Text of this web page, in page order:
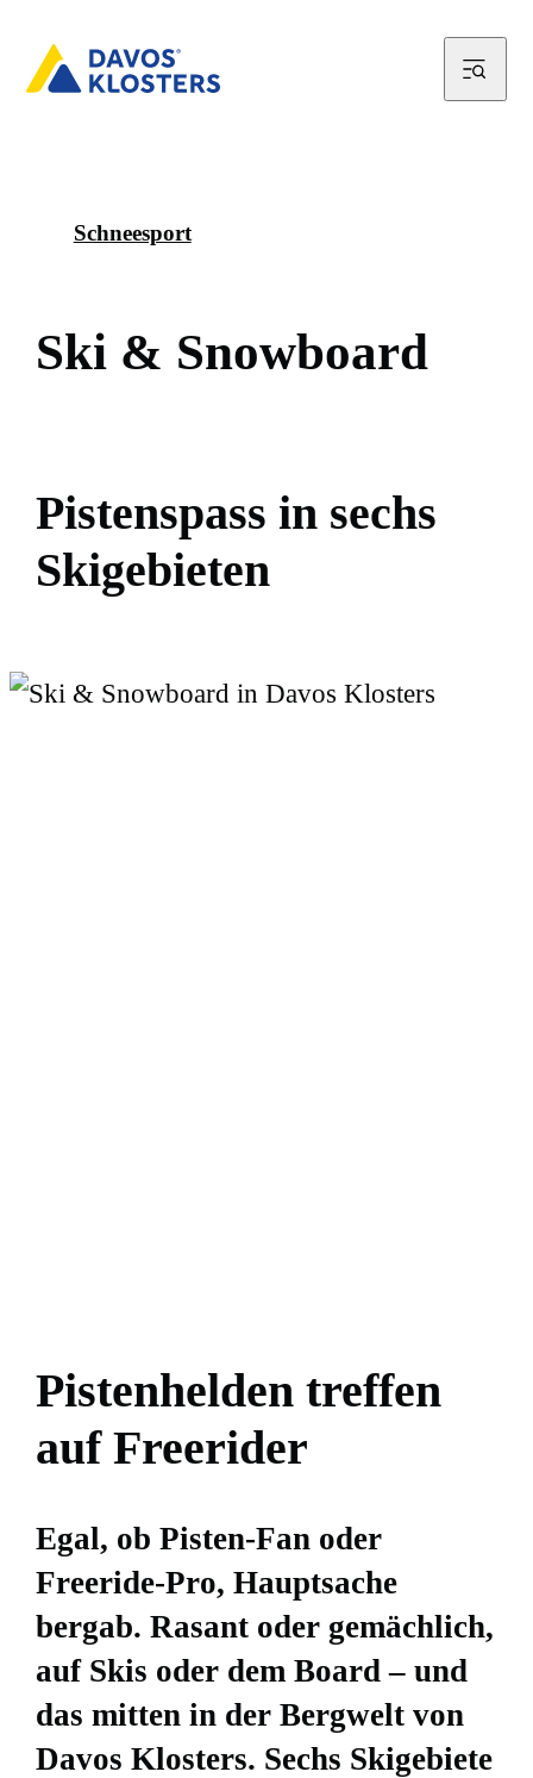
Schneesport
Ski & Snowboard
Pistenspass in sechs
Skigebieten
Pistenhelden treffen
auf Freerider
Egal, ob Pisten-Fan oder
Freeride-Pro, Hauptsache
bergab. Rasant oder gemächlich,
auf Skis oder dem Board – und
das mitten in der Bergwelt von
Davos Klosters. Sechs Skigebiete